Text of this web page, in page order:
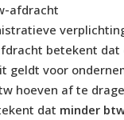
afdracht
betekent dat
geldt voor
hoeven af te
dat minder